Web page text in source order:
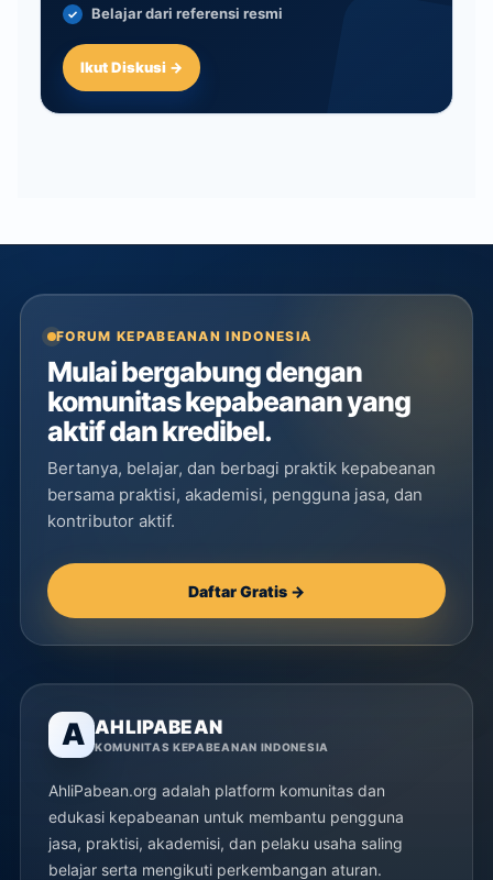
Belajar dari referensi resmi
Ikut Diskusi →
FORUM KEPABEANAN INDONESIA
Mulai bergabung dengan
komunitas kepabeanan yang
aktif dan kredibel.
Bertanya, belajar, dan berbagi praktik kepabeanan
bersama praktisi, akademisi, pengguna jasa, dan
kontributor aktif.
Daftar Gratis →
A AHLIPABEAN
KOMUNITAS KEPABEANAN INDONESIA
AhliPabean.org adalah platform komunitas dan
edukasi kepabeanan untuk membantu pengguna
jasa, praktisi, akademisi, dan pelaku usaha saling
belajar serta mengikuti perkembangan aturan.